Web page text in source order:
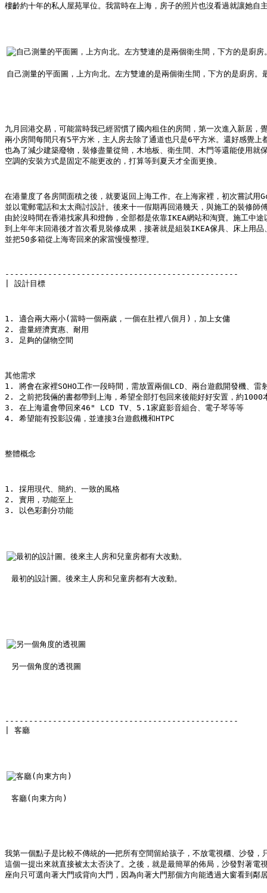
樓齡約十年的私人屋苑單位。我當時在上海，房子的照片也沒看過就讓她自
自己測量的平面圖，上方向北。左方雙連的是兩個衛生間，下方的是廚房。
九月回港交易，可能當時我已經習慣了國內租住的房間，第一次進入新居
兩小房間每間只有5平方米，主人房去除了通道也只是6平方米。還好感覺上
也為了減少建築廢物，裝修盡量從簡，木地板、衛生間、木門等還能使用就
空調的安裝方式是固定不能更改的，打算等到夏天才全面更換。
在港量度了各房間面積之後，就要返回上海工作。在上海家裡，初次嘗試
並以電郵電話和太太商討設計。後來十一假期再回港幾天，與施工的裝修師
由於沒時間在香港找家具和燈飾，全部都是依靠IKEA網站和淘寶。施工中途
到上年年末回港後才首次看見裝修成果，接著就是組裝IKEA傢具、床上用品
並把50多箱從上海寄回來的家當慢慢整理。
-------------------------------------------------
| 設計目標
1. 適合兩大兩小(當時一個兩歲，一個在肚裡八個月)，加上女傭
2. 盡量經濟實惠、耐用
3. 足夠的儲物空間
其他需求
1. 將會在家裡SOHO工作一段時間，需放置兩個LCD、兩台遊戲開發機、雷
2. 之前把我倆的書都帶到上海，希望全部打包回來後能好好安置，約1000
3. 在上海還會帶回來46" LCD TV、5.1家庭影音組合、電子琴等等
4. 希望能有投影設備，並連接3台遊戲機和HTPC
整體概念
1. 採用現代、簡約、一致的風格
2. 實用，功能至上
3. 以色彩劃分功能
最初的設計圖。後來主人房和兒童房都有大改動。
另一個角度的透視圖
-------------------------------------------------
| 客廳
客廳(向東方向)
我第一個點子是比較不傳統的──把所有空間留給孩子，不放電視櫃、沙發，
這個一提出來就直接被太太否決了。之後，就是最簡單的佈局，沙發對著電
座向只可選向著大門或背向大門，因為向著大門那個方向能透過大窗看到鄰